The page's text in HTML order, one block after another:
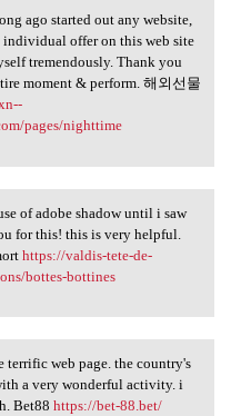
long ago
ago started out any website,
individual offer on this web site
tremendously. Thank you
moment & perform. 해외선물
pages/nighttime
use of adobe
of adobe shadow until i saw
for this! this is very helpful.
https://valdis-tete-de-
bottes-bottines
terrific
terrific web page. the country's
a very wonderful activity. i
Bet88 https://bet-88.bet/